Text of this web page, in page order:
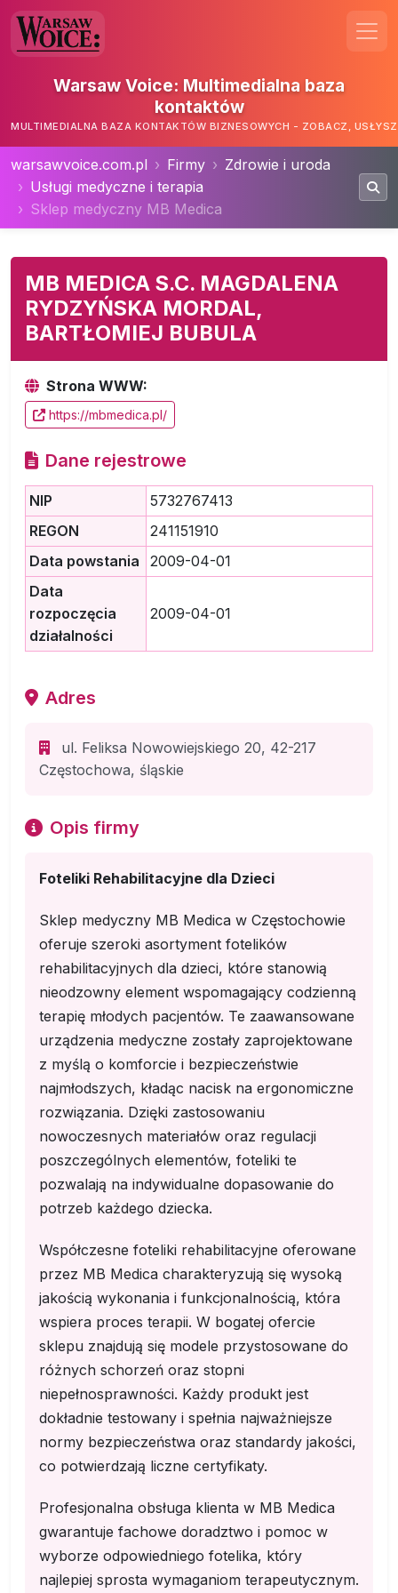
Warsaw Voice: Multimedialna baza
kontaktów
MULTIMEDIALNA BAZA KONTAKTÓW BIZNESOWYCH - ZOBACZ,
warsawvoice.com.pl Firmy
Zdrowie i uroda
Usługi medyczne i terapia
Sklep medyczny MB Medica
MB MEDICA S.C. MAGDALENA
RYDZYŃSKA MORDAL,
BARTŁOMIEJ BUBULA
Strona WWW:
https://mbmedica.pl/
Dane rejestrowe
NIP
5732767413
REGON
241151910
Data powstania
2009-04-01
Data
rozpoczęcia
działalności
2009-04-01
Adres
ul. Feliksa Nowowiejskiego 20, 42-217
Częstochowa, śląskie
Opis firmy
Foteliki Rehabilitacyjne dla Dzieci
Sklep medyczny MB Medica w Częstochowie
oferuje szeroki asortyment fotelików
rehabilitacyjnych dla dzieci, które stanowią
nieodzowny element wspomagający codzienną
terapię młodych pacjentów. Te zaawansowane
urządzenia medyczne zostały zaprojektowane
z myślą o komforcie i bezpieczeństwie
najmłodszych, kładąc nacisk na ergonomiczne
rozwiązania. Dzięki zastosowaniu
nowoczesnych materiałów oraz regulacji
poszczególnych elementów, foteliki te
pozwalają na indywidualne dopasowanie do
potrzeb każdego dziecka.
Współczesne foteliki rehabilitacyjne oferowane
przez MB Medica charakteryzują się wysoką
jakością wykonania i funkcjonalnością, która
wspiera proces terapii. W bogatej ofercie
sklepu znajdują się modele przystosowane do
różnych schorzeń oraz stopni
niepełnosprawności. Każdy produkt jest
dokładnie testowany i spełnia najważniejsze
normy bezpieczeństwa oraz standardy jakości,
co potwierdzają liczne certyfikaty.
Profesjonalna obsługa klienta w MB Medica
gwarantuje fachowe doradztwo i pomoc w
wyborze odpowiedniego fotelika, który
najlepiej sprosta wymaganiom terapeutycznym.